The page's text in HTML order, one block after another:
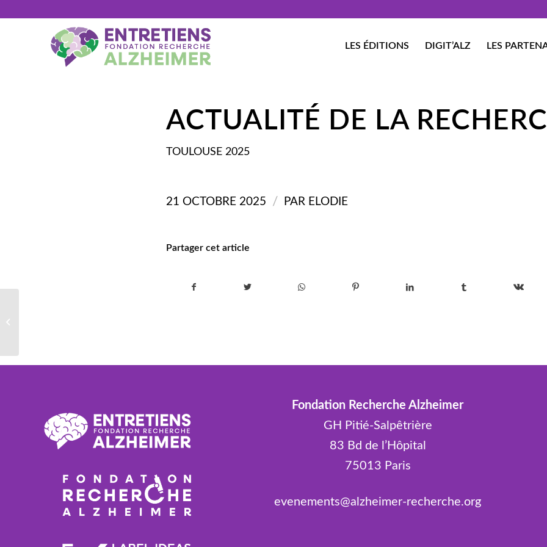
LES ÉDITIONS DIGIT’ALZ LES
ACTUALITÉ DE LA
TOULOUSE 2025
21 OCTOBRE 2025 / PAR ELODIE
Partager cet article
Fondation Recherche Alzheimer
GH Pitié-Salpêtrière
83 Bd de l’Hôpital
75013 Paris
evenements@alzheimer-recherche.org